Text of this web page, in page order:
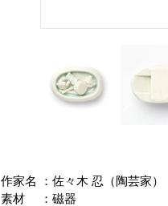
作家名 ：佐々木 忍（陶芸家）
素材 ：磁器